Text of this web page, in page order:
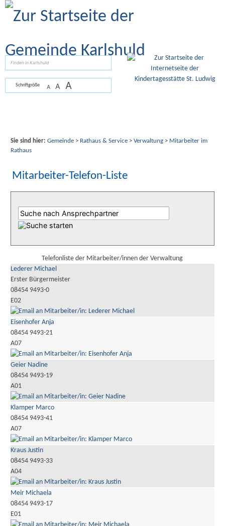
Zum Inhalt
Schriftgröße A A A
Sie sind hier: Gemeinde> Rathaus & Service> Verwaltung> Mitarbeiter im
Rathaus
Mitarbeiter-Telefon-Liste
Telefonliste der Mitarbeiter/innen der Verwaltung
Lederer Michael
Erster Bürgermeister
08454 9493-0
E02
Eisenhofer Anja
08454 9493-21
A07
Geier Nadine
08454 9493-19
A01
Klamper Marco
08454 9493-41
A07
Kraus Justin
08454 9493-33
A04
Meir Michaela
08454 9493-17
E01